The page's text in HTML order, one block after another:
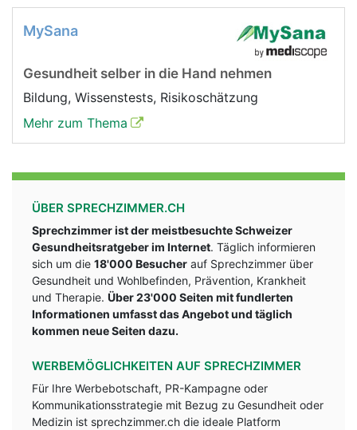
MySana
Gesundheit selber in die Hand nehmen
Bildung, Wissenstests, Risikoschätzung
Mehr zum Thema
ÜBER SPRECHZIMMER.CH
Sprechzimmer ist der meistbesuchte Schweizer
Gesundheitsratgeber im Internet. Täglich informieren
sich um die 18'000 Besucher auf Sprechzimmer über
Gesundheit und Wohlbefinden, Prävention, Krankheit
und Therapie. Über 23'000 Seiten mit fundlerten
Informationen umfasst das Angebot und täglich
kommen neue Seiten dazu.
WERBEMÖGLICHKEITEN AUF SPRECHZIMMER
Für Ihre Werbebotschaft, PR-Kampagne oder
Kommunikationsstrategie mit Bezug zu Gesundheit oder
Medizin ist sprechzimmer.ch die ideale Platform